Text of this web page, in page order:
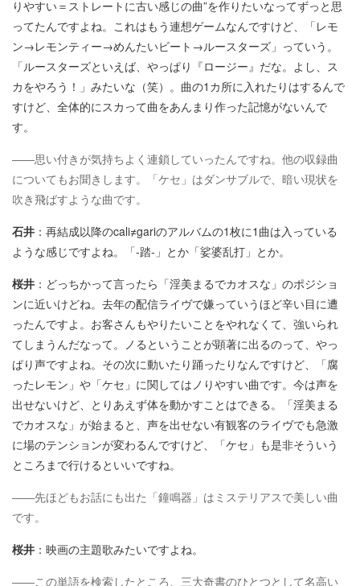
りやすい＝ストレートに古い感じの曲”を作りたいなってずっと思
ってたんですよね。これはもう連想ゲームなんですけど、「レモ
ン→レモンティー→めんたいビート→ルースターズ」っていう。
「ルースターズといえば、やっぱり『ロージー』だな。よし、ス
カをやろう！」みたいな（笑）。曲の1カ所に入れたりはするんで
すけど、全体的にスカって曲をあんまり作った記憶がないんで
す。
――思い付きが気持ちよく連鎖していったんですね。他の収録曲
についてもお聞きします。「ケセ」はダンサブルで、暗い現状を
吹き飛ばすような曲です。
石井 ：再結成以降のcali≠gariのアルバムの1枚に1曲は入っている
ような感じですよね。「-踏-」とか「娑婆乱打」とか。
桜井 ：どっちかって言ったら「淫美まるでカオスな」のポジショ
ンに近いけどね。去年の配信ライヴで嫌っていうほど辛い目に遭
ったんですよ。お客さんもやりたいことをやれなくて、強いられ
てしまうんだなって。ノるということが顕著に出るのって、やっ
ぱり声ですよね。その次に動いたり踊ったりなんですけど、「腐
ったレモン」や「ケセ」に関してはノりやすい曲です。今は声を
出せないけど、とりあえず体を動かすことはできる。「淫美まる
でカオスな」が始まると、声を出せない有観客のライヴでも急激
に場のテンションが変わるんですけど、「ケセ」も是非そういう
ところまで行けるといいですね。
――先ほどもお話にも出た「鐘鳴器」はミステリアスで美しい曲
です。
桜井 ：映画の主題歌みたいですよね。
――この単語を検索したところ、三大奇書のひとつとして名高い